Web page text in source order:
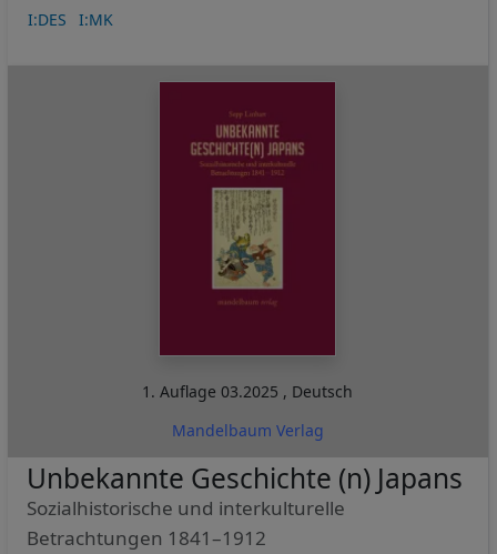
I:DES
I:MK
1. Auflage03.2025 , Deutsch
Mandelbaum Verlag
Unbekannte Geschichte (n) Japans
Sozialhistorische und interkulturelle
Betrachtungen 1841–1912